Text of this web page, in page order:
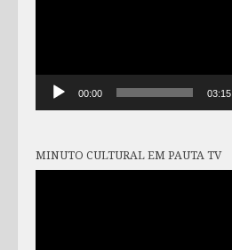
00:00 03:15
MINUTO CULTURAL EM PAUTA TV